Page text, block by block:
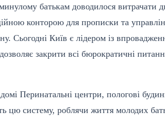
батькам доводилося витрачати
конторою для прописки та
Сьогодні Київ є лідером із
закрити всі бюрократичні
Перинатальні центри, пологові
систему, роблячи життя молодих